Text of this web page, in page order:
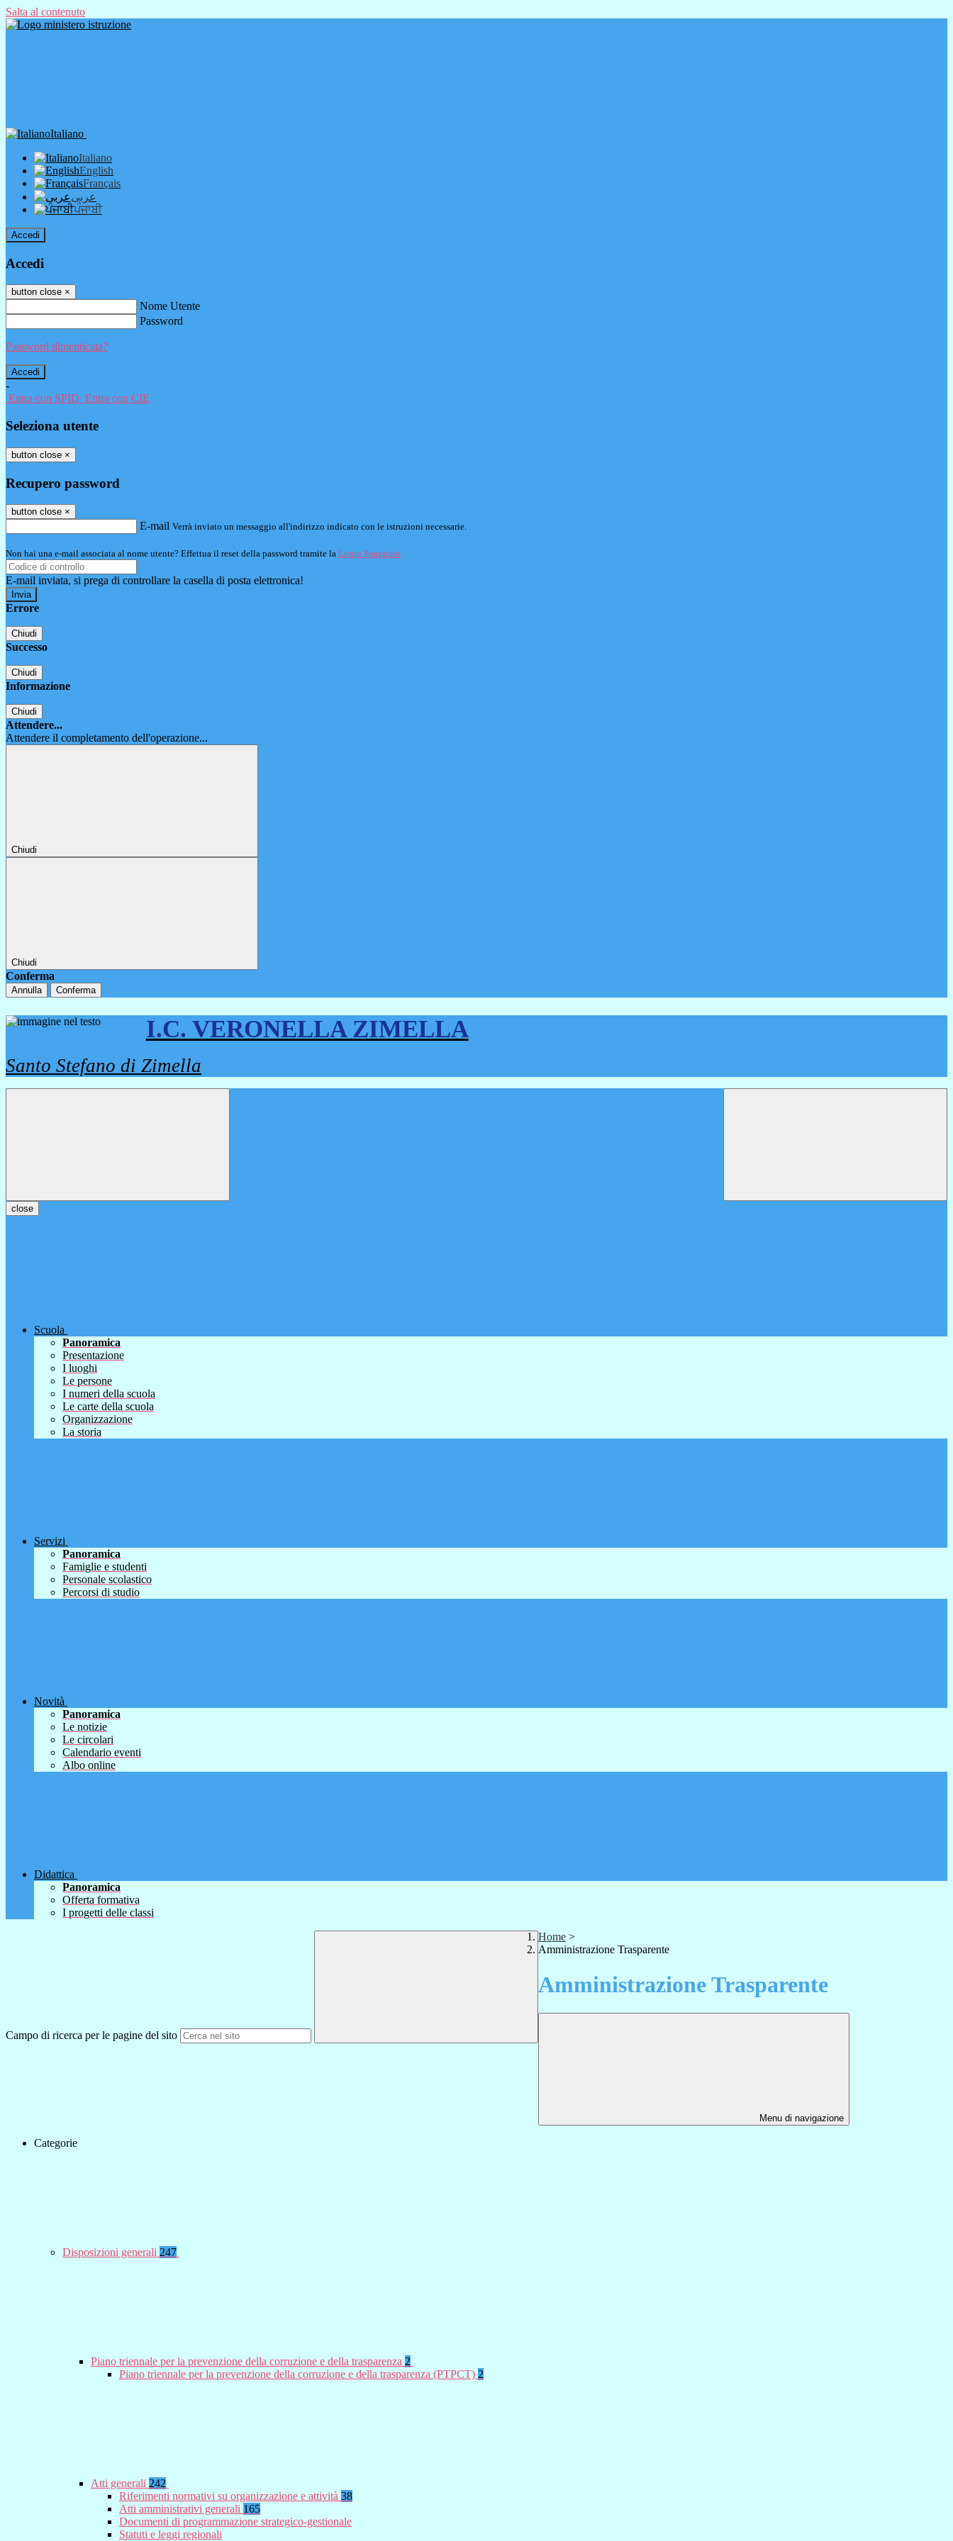
Salta al contenuto
Italiano
Italiano
English
Français
عربى
ਪੰਜਾਬੀ
Accedi
Accedi
button close ×
Nome Utente
Password
Password dimenticata?
-
Entra con SPID Entra con CIE
Seleziona utente
button close ×
Recupero password
button close ×
E-mail Verrà inviato un messaggio all'indirizzo indicato con le istruzioni necessarie.
Non hai una e-mail associata al nome utente? Effettua il reset della password tramite la Login Spaggiari
E-mail inviata, si prega di controllare la casella di posta elettronica!
Errore
Chiudi
Successo
Chiudi
Informazione
Chiudi
Attendere...
Attendere il completamento dell'operazione...
Chiudi
Chiudi
Conferma
Annulla Conferma
I.C. VERONELLA ZIMELLA
Santo Stefano di Zimella
close
Scuola
Panoramica
Presentazione
I luoghi
Le persone
I numeri della scuola
Le carte della scuola
Organizzazione
La storia
Servizi
Panoramica
Famiglie e studenti
Personale scolastico
Percorsi di studio
Novità
Panoramica
Le notizie
Le circolari
Calendario eventi
Albo online
Didattica
Panoramica
Offerta formativa
I progetti delle classi
Campo di ricerca per le pagine del sito
Home >
Amministrazione Trasparente
Amministrazione Trasparente
Menu di navigazione
Categorie
Disposizioni generali 247
Piano triennale per la prevenzione della corruzione e della trasparenza 2
Piano triennale per la prevenzione della corruzione e della trasparenza (PTPCT) 2
Atti generali 242
Riferimenti normativi su organizzazione e attività 38
Atti amministrativi generali 165
Documenti di programmazione strategico-gestionale
Statuti e leggi regionali